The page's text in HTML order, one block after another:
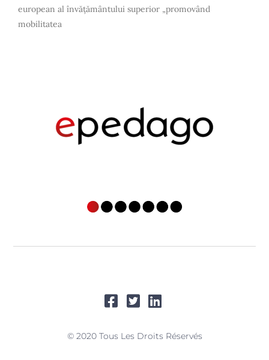
european al învățământului superior „promovând
mobilitatea
© 2020 Tous Les Droits Réservés